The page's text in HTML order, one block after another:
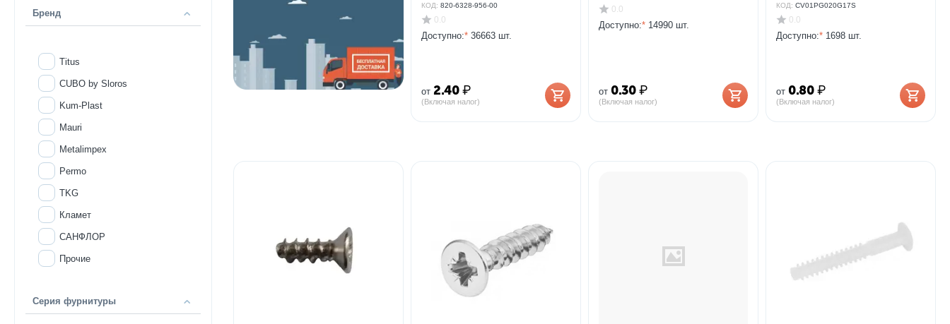
КОД: 820-6328-956-00
0.0
Доступно:* 36663 шт.
от 2.40 ₽
(Включая налог)
0.0
Доступно:* 14990 шт.
от 0.30 ₽
(Включая налог)
КОД: CV01PG020G17S
0.0
Доступно:* 1698 шт.
от 0.80 ₽
(Включая налог)
Бренд
Titus
CUBO by Sloros
Kum-Plast
Mauri
Metalimpex
Permo
TKG
Кламет
САНФЛОР
Прочие
Серия фурнитуры